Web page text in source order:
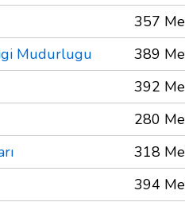
357
Mudurlugu
389
392
280
318
394